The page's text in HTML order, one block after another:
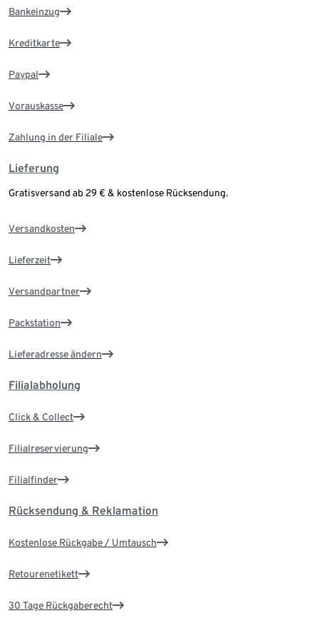
Bankeinzug
Kreditkarte
Paypal
Vorauskasse
Zahlung in der Filiale
Lieferung
Gratisversand ab 29 € & kostenlose Rücksendung.
Versandkosten
Lieferzeit
Versandpartner
Packstation
Lieferadresse ändern
Filialabholung
Click & Collect
Filialreservierung
Filialfinder
Rücksendung & Reklamation
Kostenlose Rückgabe / Umtausch
Retourenetikett
30 Tage Rückgaberecht